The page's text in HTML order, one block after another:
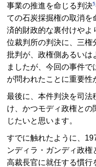
事業の推進を命じる判決5
ての石炭採掘権の取消を
済的財政的な裏付けやよ
位裁判所の判決に、三権
批判が、政権側あるいは
ましたが、今回の事件
が問われたことに重要性
最後に、本件判決を司法
け、かつモディ政権との
じたいと思います。
すでに触れたように、
ンディラ・ガンディ政
高裁長官に就任する慣行